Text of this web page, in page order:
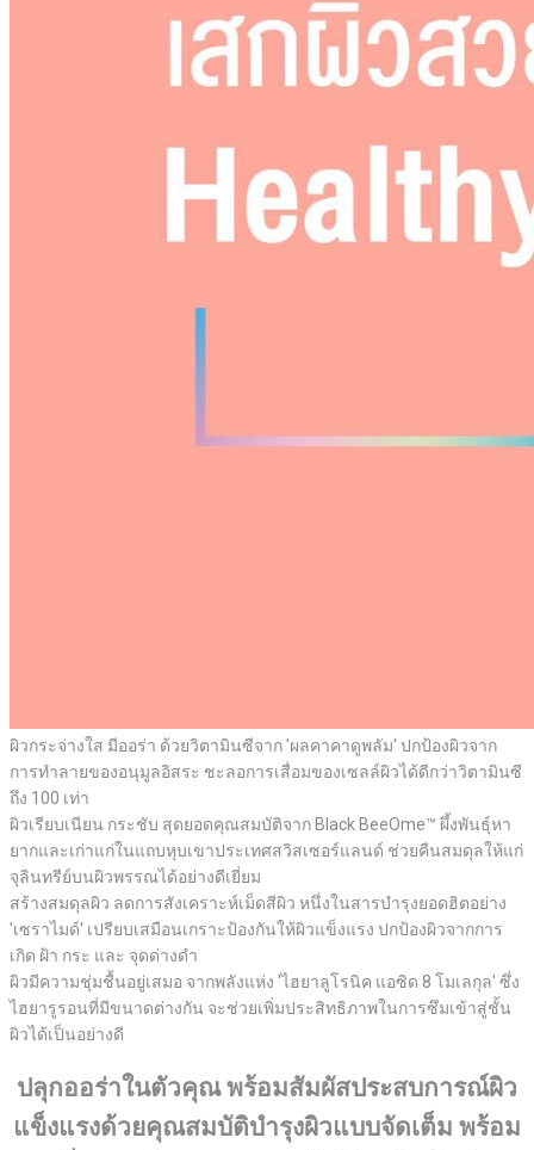
ผิวกระจ่างใส มีออร่า ด้วยวิตามินซีจาก 'ผลคาคาดูพลัม' ปกป้องผิวจาก
การทำลายของอนุมูลอิสระ ชะลอการเสื่อมของเซลล์ผิวได้ดีกว่าวิตามินซี
ถึง 100 เท่า
ผิวเรียบเนียน กระชับ สุดยอดคุณสมบัติจาก Black BeeOme™ ผึ้งพันธุ์หา
ยากและเก่าแก่ในแถบหุบเขาประเทศสวิสเซอร์แลนด์ ช่วยคืนสมดุลให้แก่
จุลินทรีย์บนผิวพรรณได้อย่างดีเยี่ยม
สร้างสมดุลผิว ลดการสังเคราะห์เม็ดสีผิว หนึ่งในสารบำรุงยอดฮิตอย่าง
'เซราไมด์' เปรียบเสมือนเกราะป้องกันให้ผิวแข็งแรง ปกป้องผิวจากการ
เกิด ฝ้า กระ และ จุดด่างดำ
ผิวมีความชุ่มชื้นอยู่เสมอ จากพลังแห่ง 'ไฮยาลูโรนิค แอซิด 8 โมเลกุล' ซึ่ง
ไฮยารูรอนที่มีขนาดต่างกัน จะช่วยเพิ่มประสิทธิภาพในการซึมเข้าสู่ชั้น
ผิวได้เป็นอย่างดี
ปลุกออร่าในตัวคุณ พร้อมสัมผัสประสบการณ์ผิว
แข็งแรงด้วยคุณสมบัติบำรุงผิวแบบจัดเต็ม พร้อม